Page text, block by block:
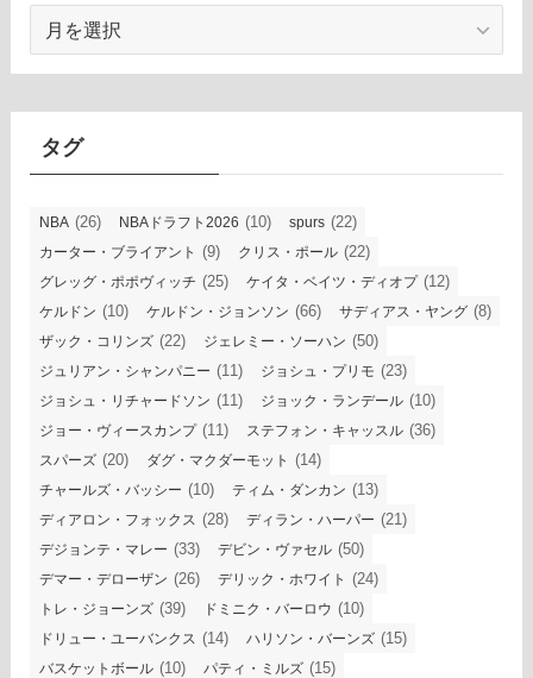
カ
イ
タグ
NBA (26) NBAドラフト2026 (10) spurs (22)
カーター・ブライアント (9) クリス・ポール (22)
グレッグ・ポポヴィッチ (25) ケイタ・ベイツ・ディオプ(12)
ケルドン (10) ケルドン・ジョンソン (66) サディアス・ヤング (8)
ザック・コリンズ (22) ジェレミー・ソーハン (50)
ジュリアン・シャンパニー (11) ジョシュ・プリモ (23)
ジョシュ・リチャードソン (11) ジョック・ランデール (10)
ジョー・ヴィースカンプ(11) ステフォン・キャッスル (36)
スパーズ (20) ダグ・マクダーモット (14)
チャールズ・バッシー (10) ティム・ダンカン (13)
ディアロン・フォックス (28) ディラン・ハーパー (21)
デジョンテ・マレー (33) デビン・ヴァセル (50)
デマー・デローザン (26) デリック・ホワイト (24)
トレ・ジョーンズ (39) ドミニク・バーロウ (10)
ドリュー・ユーバンクス (14) ハリソン・バーンズ (15)
バスケットボール (10) パティ・ミルズ (15)